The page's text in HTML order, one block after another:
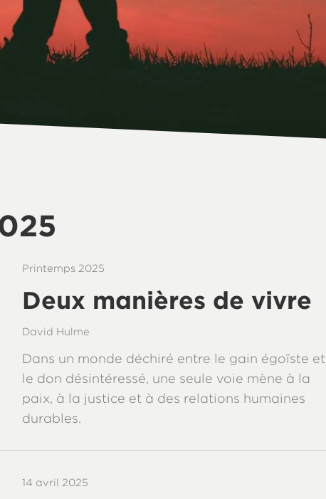
Printemps 2025
Deux manières de vivre
David Hulme
Dans un monde déchiré entre le gain égoïste et
le don désintéressé, une seule voie mène à la
paix, à la justice et à des relations humaines
durables.
14 avril 2025